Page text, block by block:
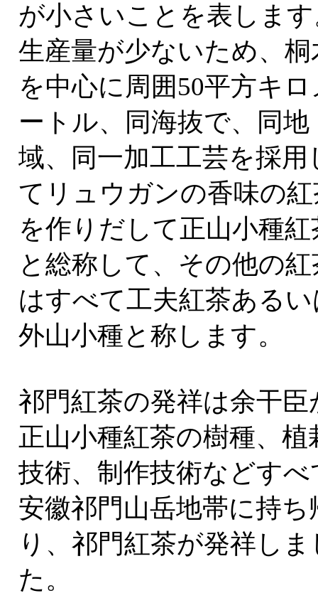
が小さいことを表しま
生産量が少ないため、桐
を中心に周囲50平方キロ
ートル、同海抜で、同地
域、同一加工工芸を採用
てリュウガンの香味の
を作りだして正山小種紅
と総称して、その他の紅
はすべて工夫紅茶ある
外山小種と称します。
祁門紅茶の発祥は余干臣
正山小種紅茶の樹種、植
技術、制作技術などすべ
安徽祁門山岳地帯に持ち
り、祁門紅茶が発祥しま
た。